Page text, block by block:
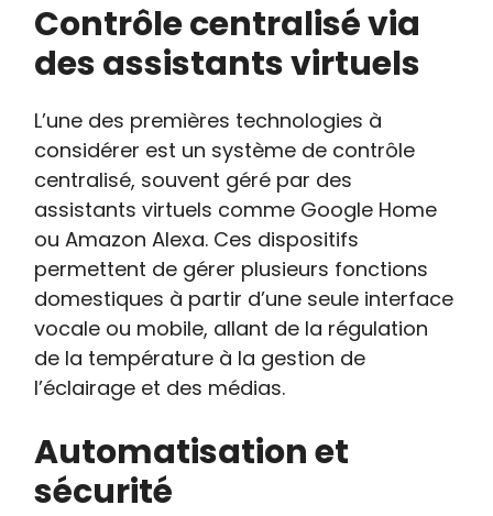
Contrôle centralisé via
des assistants virtuels
L’une des premières technologies à
considérer est un système de contrôle
centralisé, souvent géré par des
assistants virtuels comme Google Home
ou Amazon Alexa. Ces dispositifs
permettent de gérer plusieurs fonctions
domestiques à partir d’une seule interface
vocale ou mobile, allant de la régulation
de la température à la gestion de
l’éclairage et des médias.
Automatisation et
sécurité